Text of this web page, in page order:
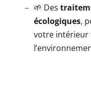
🌱 Des
écologiques,
votre intérieur